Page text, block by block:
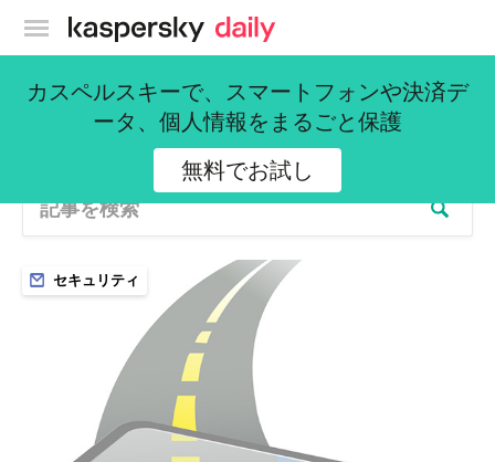
カスペルスキー公式ブログ
カスペルスキーで、スマートフォンや決済デ
ータ、個人情報をまるごと保護
無料でお試し
All posts
セキュリティ